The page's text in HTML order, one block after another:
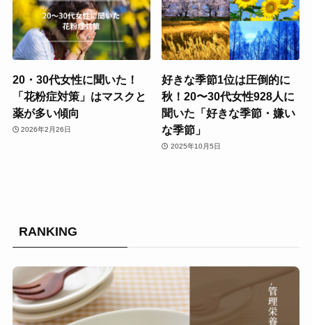
20・30代女性に聞いた！
「花粉症対策」はマスクと
薬が多い傾向
2026年2月26日
好きな季節1位は圧倒的に
秋！20〜30代女性928人に
聞いた「好きな季節・嫌い
な季節」
2025年10月5日
RANKING